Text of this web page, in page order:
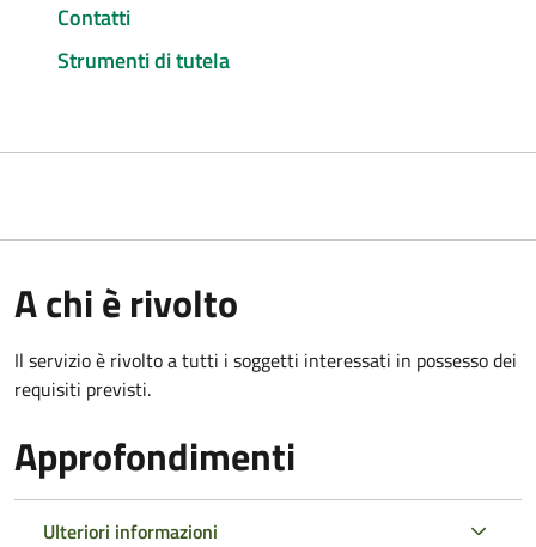
Contatti
Strumenti di tutela
A chi è rivolto
Il servizio è rivolto a tutti i soggetti interessati in possesso dei
requisiti previsti.
Approfondimenti
Ulteriori informazioni